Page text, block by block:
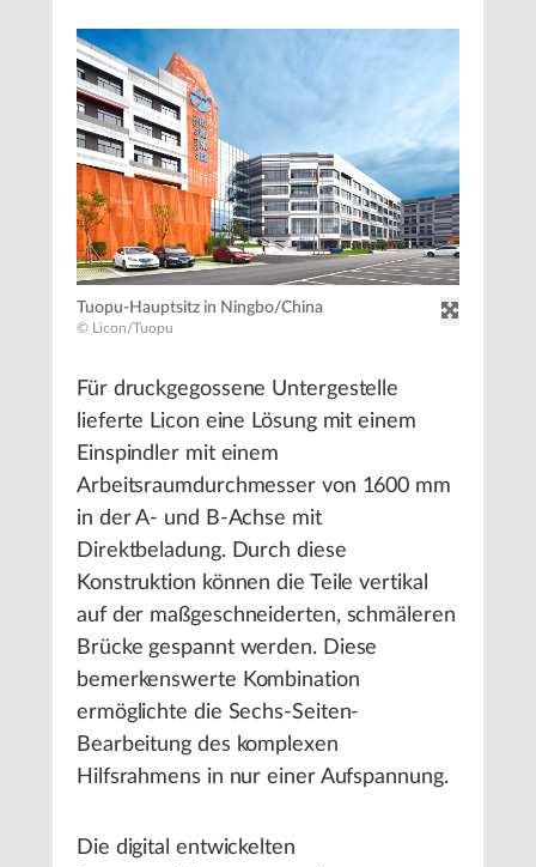
Tuopu-Hauptsitz in Ningbo/China
© Licon/Tuopu
Für druckgegossene Untergestelle
lieferte Licon eine Lösung mit einem
Einspindler mit einem
Arbeitsraumdurchmesser von 1600 mm
in der A- und B-Achse mit
Direktbeladung. Durch diese
Konstruktion können die Teile vertikal
auf der maßgeschneiderten, schmäleren
Brücke gespannt werden. Diese
bemerkenswerte Kombination
ermöglichte die Sechs-Seiten-
Bearbeitung des komplexen
Hilfsrahmens in nur einer Aufspannung.
Die digital entwickelten